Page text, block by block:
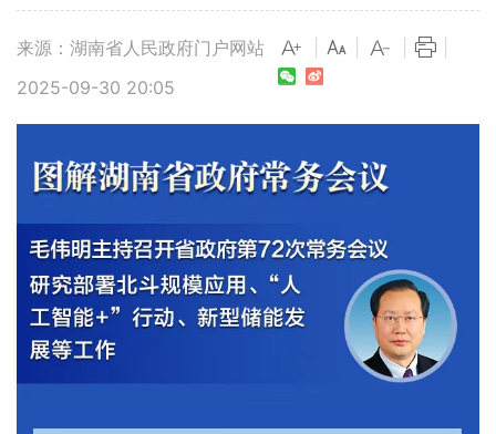
来源：湖南省人民政府门户网站
2025-09-30 20:05